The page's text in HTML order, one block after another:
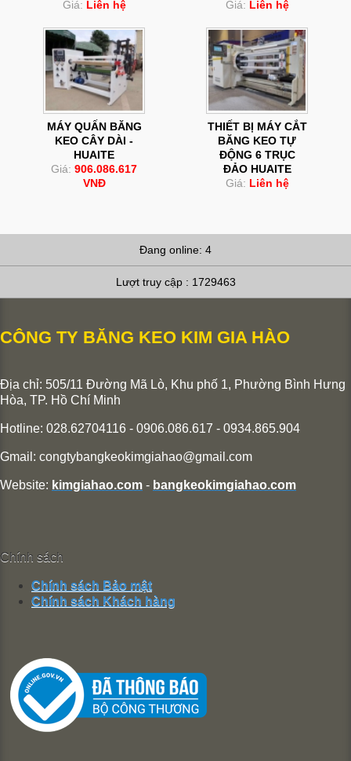
Giá: Liên hệ
Giá: Liên hệ
MÁY QUẤN BĂNG
KEO CÂY DÀI -
HUAITE
Giá: 906.086.617
VNĐ
THIẾT BỊ MÁY CẮT
BĂNG KEO TỰ
ĐỘNG 6 TRỤC
ĐẢO HUAITE
Giá: Liên hệ
Đang online: 4
Lượt truy cập : 1729463
CÔNG TY BĂNG KEO KIM GIA HÀO
Địa chỉ: 505/11 Đường Mã Lò, Khu phố 1, Phường Bình Hưng
Hòa, TP. Hồ Chí Minh
Hotline: 028.62704116 - 0906.086.617 - 0934.865.904
Gmail: congtybangkeokimgiahao@gmail.com
Website: kimgiahao.com - bangkeokimgiahao.com
Chính sách
Chính sách Bảo mật
Chính sách Khách hàng